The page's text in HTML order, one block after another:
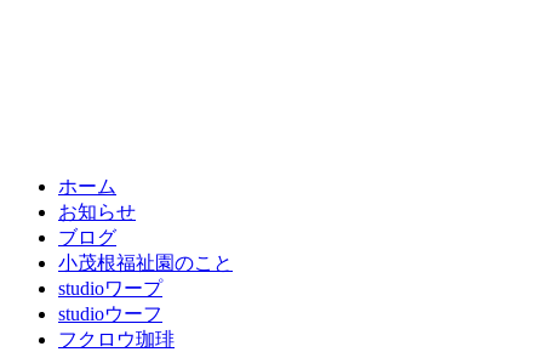
ホーム
お知らせ
ブログ
小茂根福祉園のこと
studioワープ
studioウーフ
フクロウ珈琲